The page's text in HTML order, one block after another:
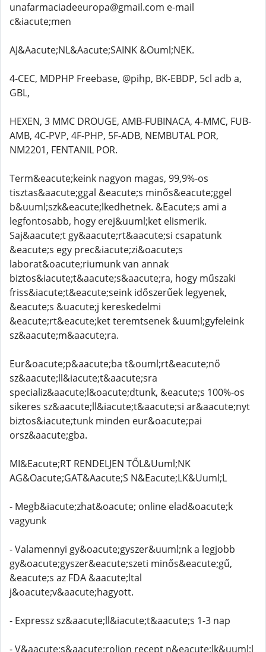
unafarmaciadeeuropa@gmail.com e-mail
c&iacute;men
AJ&Aacute;NL&Aacute;SAINK &Ouml;NEK.
4-CEC, MDPHP Freebase, @pihp, BK-EBDP, 5cl adb a,
GBL,
HEXEN, 3 MMC DROUGE, AMB-FUBINACA, 4-MMC, FUB-
AMB, 4C-PVP, 4F-PHP, 5F-ADB, NEMBUTAL POR,
NM2201, FENTANIL POR.
Term&eacute;keink nagyon magas, 99,9%-os
tisztas&aacute;ggal &eacute;s minős&eacute;ggel
b&uuml;szk&eacute;lkedhetnek. &Eacute;s ami a
legfontosabb, hogy erej&uuml;ket elismerik.
Saj&aacute;t gy&aacute;rt&aacute;si csapatunk
&eacute;s egy prec&iacute;zi&oacute;s
laborat&oacute;riumunk van annak
biztos&iacute;t&aacute;s&aacute;ra, hogy műszaki
friss&iacute;t&eacute;seink időszerűek legyenek,
&eacute;s &uacute;j kereskedelmi
&eacute;rt&eacute;ket teremtsenek &uuml;gyfeleink
sz&aacute;m&aacute;ra.
Eur&oacute;p&aacute;ba t&ouml;rt&eacute;nő
sz&aacute;ll&iacute;t&aacute;sra
specializ&aacute;l&oacute;dtunk, &eacute;s 100%-os
sikeres sz&aacute;ll&iacute;t&aacute;si ar&aacute;nyt
biztos&iacute;tunk minden eur&oacute;pai
orsz&aacute;gba.
MI&Eacute;RT RENDELJEN TŐL&Uuml;NK
AG&Oacute;GAT&Aacute;S N&Eacute;LK&Uuml;L
- Megb&iacute;zhat&oacute; online elad&oacute;k
vagyunk
- Valamennyi gy&oacute;gyszer&uuml;nk a legjobb
gy&oacute;gyszer&eacute;szeti minős&eacute;gű,
&eacute;s az FDA &aacute;ltal
j&oacute;v&aacute;hagyott.
- Expressz sz&aacute;ll&iacute;t&aacute;s 1-3 nap
- V&aacute;s&aacute;roljon recept n&eacute;lk&uuml;l